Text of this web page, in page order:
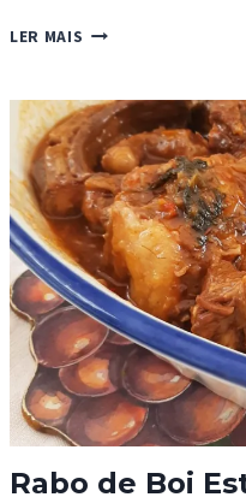
LER MAIS GALANTINA
E
IOGURTE
PERFUMADO
COM
ENDRO
Rabo de Boi